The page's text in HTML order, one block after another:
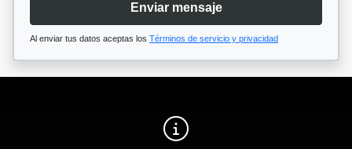
Enviar mensaje
Al enviar tus datos aceptas los Términos de servicio y privacidad